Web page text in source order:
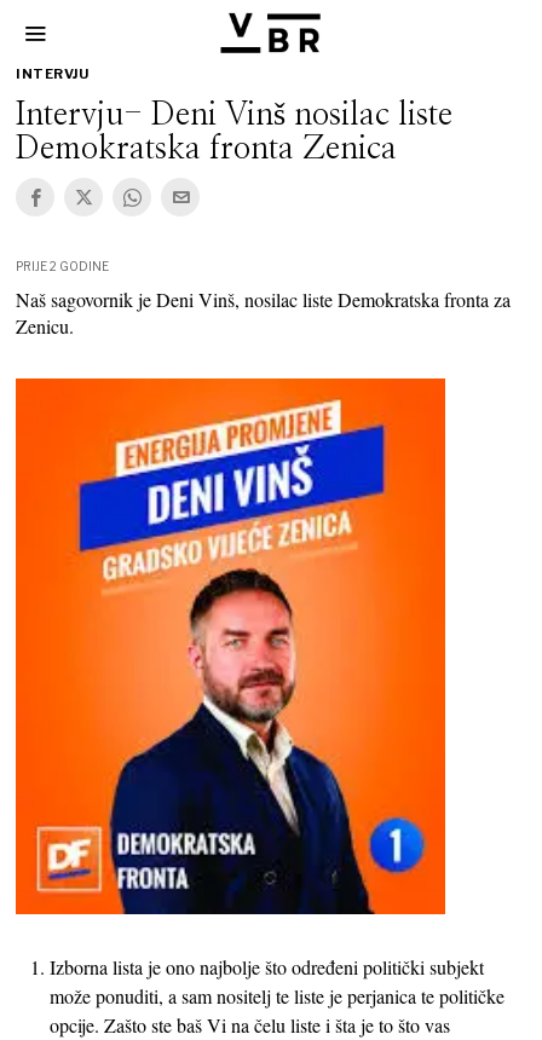
INTERVJU
Intervju- Deni Vinš nosilac liste
Demokratska fronta Zenica
PRIJE 2 GODINE
Naš sagovornik je Deni Vinš, nosilac liste Demokratska fronta za
Zenicu.
Izborna lista je ono najbolje što određeni politički subjekt
može ponuditi, a sam nositelj te liste je perjanica te političke
opcije. Zašto ste baš Vi na čelu liste i šta je to što vas